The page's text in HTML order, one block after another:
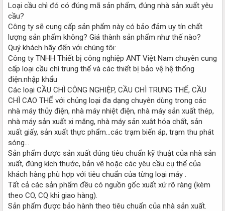
Loại cầu chì đó có đúng mã sản phẩm, đúng nhà sản xuất yêu
cầu?
Công ty sẽ cung cấp sản phẩm này có bảo đảm uy tín chất
lượng sản phẩm không? Giá thành sản phẩm như thế nào?
Quý khách hãy đến với chúng tôi:
Công ty TNHH Thiết bị công nghiệp ANT Việt Nam chuyên cung
cấp loại cầu chì trung thế và các thiết bị bảo vệ hệ thống
điện.nhập khẩu
Các loại CẦU CHÌ CÔNG NGHIỆP, CẦU CHÌ TRUNG THẾ, CẦU
CHÌ CAO THẾ với chủng loại đa dạng chuyên dùng trong các
nhà máy thủy điện, nhà máy nhiệt điện, nhà máy sản xuất thép,
nhà máy sản xuất xi măng, nhà máy sản xuât hóa chất, sản
xuất giấy, sản xuất thực phẩm…các trạm biến áp, trạm thu phát
sóng…
Sản phẩm được sản xuất đúng tiêu chuẩn kỹ thuật của nhà sản
xuất, đúng kích thước, bản vẽ hoặc các yêu cầu cụ thể của
khách hàng phù hợp với tiêu chuẩn của từng loại máy .
Tất cả các sản phẩm đều có nguồn gốc xuất xứ rõ ràng (kèm
theo CO, CQ khi giao hàng).
Sản phẩm được bảo hành theo tiêu chuẩn của nhà sản xuất.